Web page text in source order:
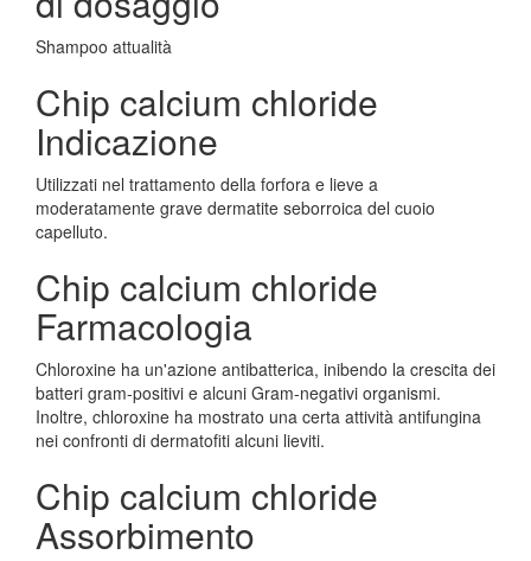
Shampoo attualità
Chip calcium chloride
Indicazione
Utilizzati nel trattamento della forfora e lieve a
moderatamente grave dermatite seborroica del cuoio
capelluto.
Chip calcium chloride
Farmacologia
Chloroxine ha un'azione antibatterica, inibendo la crescita dei
batteri gram-positivi e alcuni Gram-negativi organismi.
Inoltre, chloroxine ha mostrato una certa attività antifungina
nei confronti di dermatofiti alcuni lieviti.
Chip calcium chloride
Assorbimento